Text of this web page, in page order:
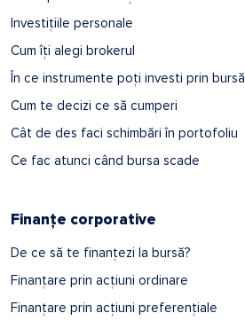
Investițiile personale
Cum îți alegi brokerul
În ce instrumente poți investi prin bursă
Cum te decizi ce să cumperi
Cât de des faci schimbări în portofoliu
Ce fac atunci când bursa scade
Finanțe corporative
De ce să te finanțezi la bursă?
Finanțare prin acțiuni ordinare
Finanțare prin acțiuni preferențiale